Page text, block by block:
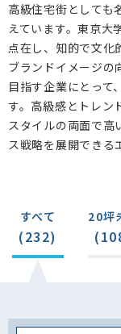
高級住宅街としても
えています。東京大
点在し、知的で文化
ブランドイメージの
目指す企業にとって
す。高級感とトレン
スタイルの両面で高
ス戦略を展開できる
すべて
(232)
20坪